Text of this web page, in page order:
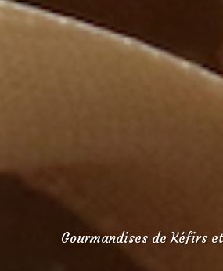
Gourmandises de Kéfirs